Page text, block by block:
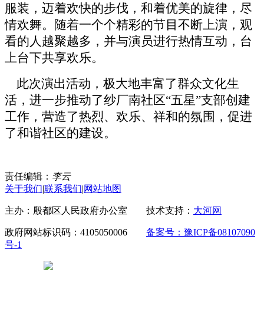
服装，迈着欢快的步伐，和着优美的旋律，尽
情欢舞。随着一个个精彩的节目不断上演，观
看的人越聚越多，并与演员进行热情互动，台
上台下共享欢乐。
此次演出活动，极大地丰富了群众文化生
活，进一步推动了纱厂南社区“五星”支部创建
工作，营造了热烈、欢乐、祥和的氛围，促进
了和谐社区的建设。
责任编辑： 李云
关于我们|联系我们|网站地图
主办：殷都区人民政府办公室 技术支持： 大河网
政府网站标识码：4105050006 备案号：豫ICP备08107090
号-1